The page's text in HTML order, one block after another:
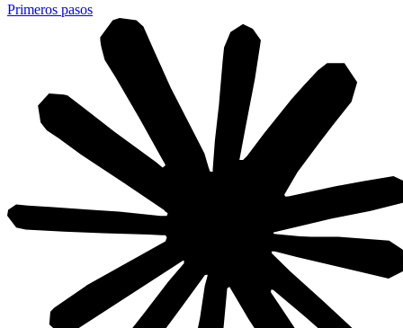
Primeros pasos